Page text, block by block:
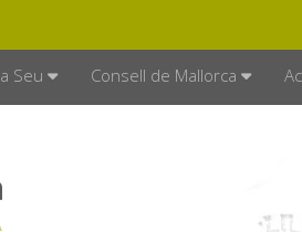
Seu Consell de Mallorca